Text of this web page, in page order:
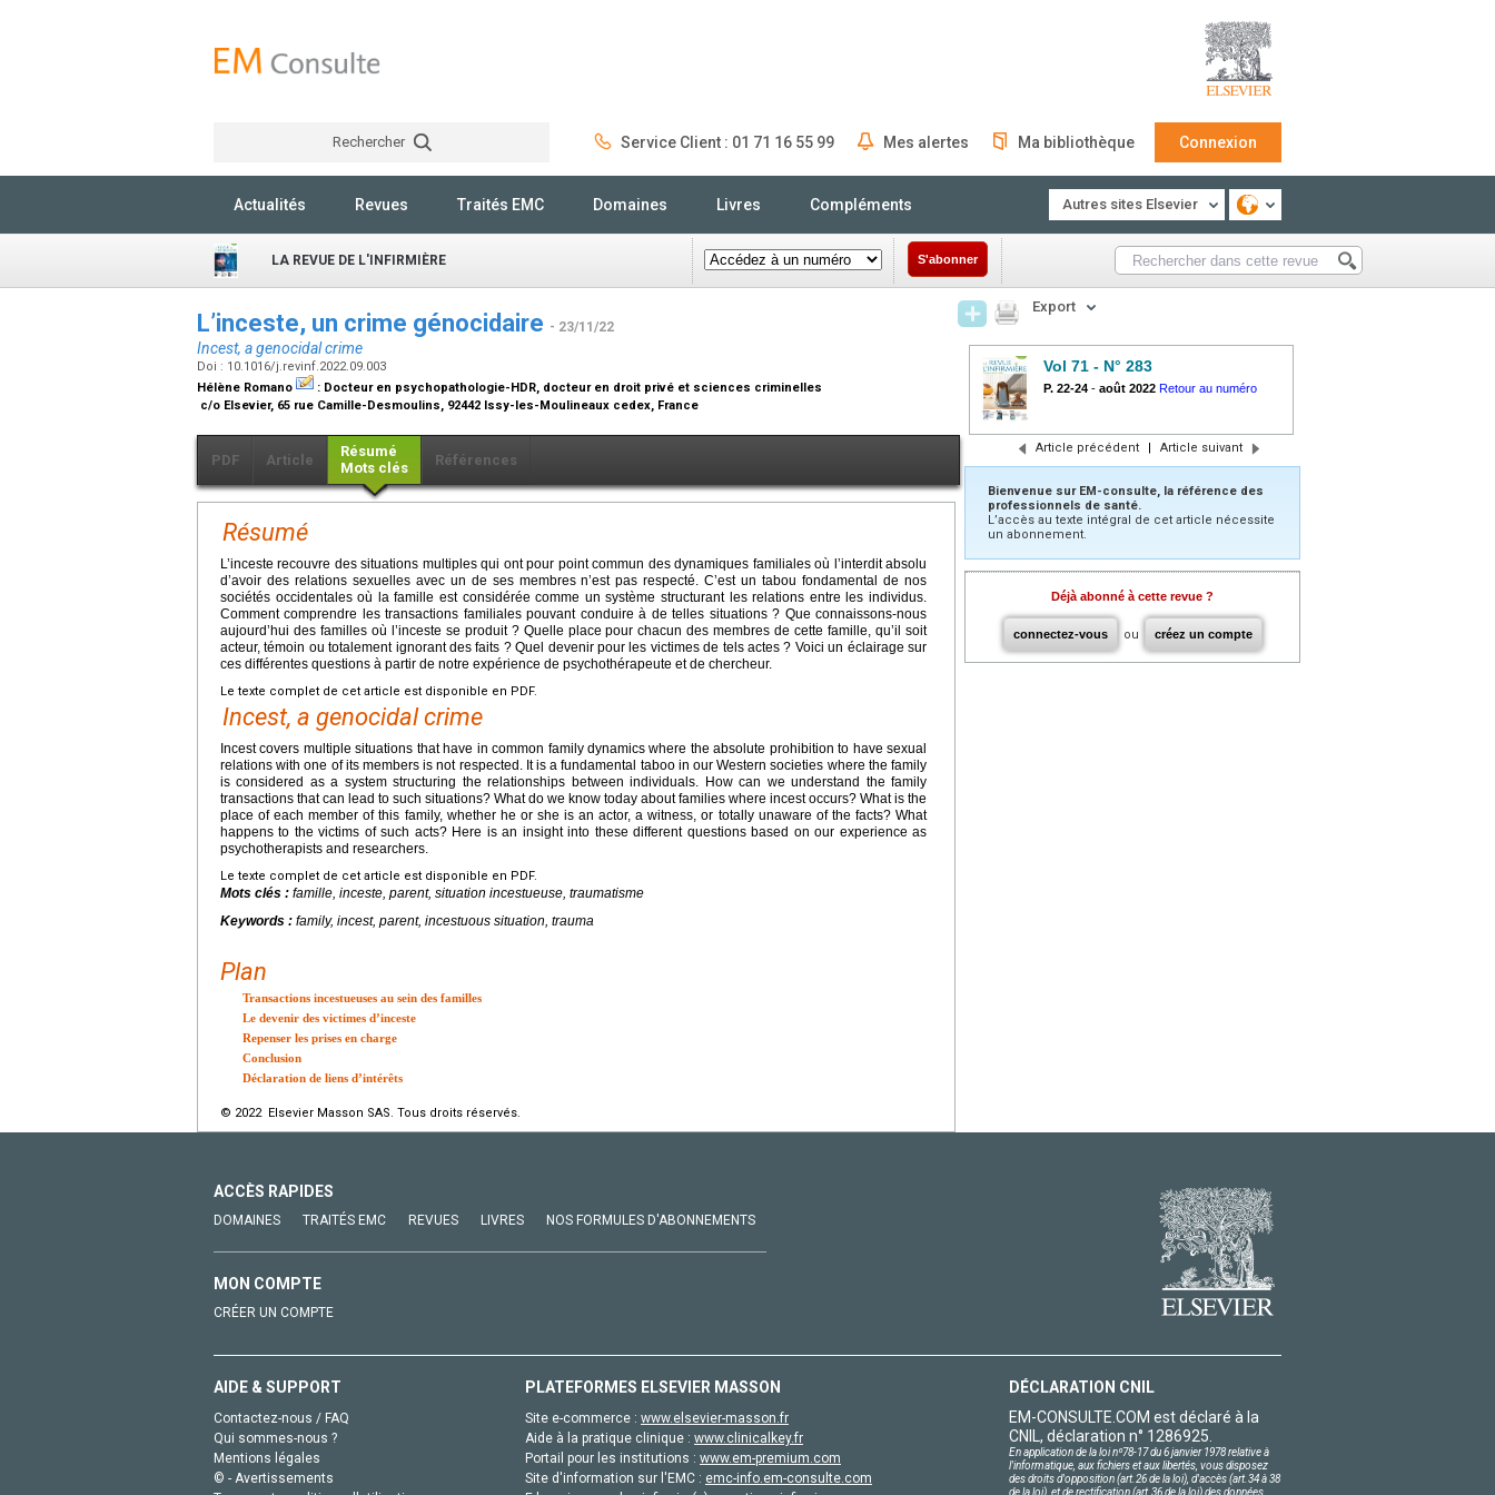
Rechercher Service Client : 01 71 16 55 99 Mes alertes Ma bibliothèque Connexion
Actualités Revues Traités EMC Domaines Livres Compléments Autres sites Elsevier
LA REVUE DE L'INFIRMIÈRE S'abonner
L’inceste, un crime génocidaire - 23/11/22
Incest, a genocidal crime
Doi : 10.1016/j.revinf.2022.09.003
Hélène Romano
: Docteur en psychopathologie-HDR, docteur en droit privé et sciences criminelles
c/o Elsevier, 65 rue Camille-Desmoulins, 92442 Issy-les-Moulineaux cedex, France
PDF Article
Résumé
Mots clés
Références
Résumé
L’inceste recouvre des situations multiples qui ont pour point commun des dynamiques familiales où l’interdit absolu
d’avoir des relations sexuelles avec un de ses membres n’est pas respecté. C’est un tabou fondamental de nos
sociétés occidentales où la famille est considérée comme un système structurant les relations entre les individus.
Comment comprendre les transactions familiales pouvant conduire à de telles situations ? Que connaissons-nous
aujourd’hui des familles où l’inceste se produit ? Quelle place pour chacun des membres de cette famille, qu’il soit
acteur, témoin ou totalement ignorant des faits ? Quel devenir pour les victimes de tels actes ? Voici un éclairage sur
ces différentes questions à partir de notre expérience de psychothérapeute et de chercheur.
Le texte complet de cet article est disponible en PDF.
Incest, a genocidal crime
Incest covers multiple situations that have in common family dynamics where the absolute prohibition to have sexual
relations with one of its members is not respected. It is a fundamental taboo in our Western societies where the family
is considered as a system structuring the relationships between individuals. How can we understand the family
transactions that can lead to such situations? What do we know today about families where incest occurs? What is the
place of each member of this family, whether he or she is an actor, a witness, or totally unaware of the facts? What
happens to the victims of such acts? Here is an insight into these different questions based on our experience as
psychotherapists and researchers.
Le texte complet de cet article est disponible en PDF.
Mots clés : famille, inceste, parent, situation incestueuse, traumatisme
Keywords : family, incest, parent, incestuous situation, trauma
Plan
Transactions incestueuses au sein des familles
Le devenir des victimes d’inceste
Repenser les prises en charge
Conclusion
Déclaration de liens d’intérêts
© 2022 Elsevier Masson SAS. Tous droits réservés.
Export
Vol 71 - N° 283
P. 22-24 - août 2022 Retour au numéro
Article précédent | Article suivant
Bienvenue sur EM-consulte, la référence des
professionnels de santé.
L’accès au texte intégral de cet article nécessite
un abonnement.
Déjà abonné à cette revue ?
connectez-vous ou créez un compte
ACCÈS RAPIDES
DOMAINES TRAITÉS EMC REVUES LIVRES NOS FORMULES D'ABONNEMENTS
MON COMPTE
CRÉER UN COMPTE
AIDE & SUPPORT
Contactez-nous / FAQ
Qui sommes-nous ?
Mentions légales
© - Avertissements
PLATEFORMES ELSEVIER MASSON
Site e-commerce : www.elsevier-masson.fr
Aide à la pratique clinique : www.clinicalkey.fr
Portail pour les institutions : www.em-premium.com
Site d'information sur l'EMC : emc-info.em-consulte.com
DÉCLARATION CNIL
EM-CONSULTE.COM est déclaré à la
CNIL, déclaration n° 1286925.
En application de la loi nº78-17 du 6 janvier 1978 relative à
l'informatique, aux fichiers et aux libertés, vous disposez
des droits d'opposition (art.26 de la loi), d'accès (art.34 à 38
de la loi), et de rectification (art.36 de la loi) des données